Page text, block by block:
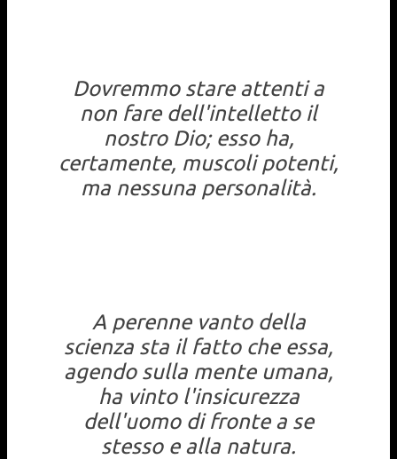
Dovremmo stare attenti a
non fare dell'intelletto il
nostro Dio; esso ha,
certamente, muscoli potenti,
ma nessuna personalità.
A perenne vanto della
scienza sta il fatto che essa,
agendo sulla mente umana,
ha vinto l'insicurezza
dell'uomo di fronte a se
stesso e alla natura.